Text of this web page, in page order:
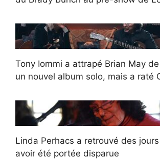
Tony Iommi a attrapé Brian May
un nouvel album solo, mais a raté
Linda Perhacs a retrouvé des
avoir été portée disparue